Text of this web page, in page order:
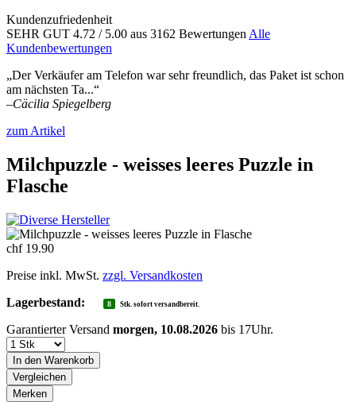
Kundenzufriedenheit
SEHR GUT 4.72 / 5.00 aus 3162 Bewertungen Alle
Kundenbewertungen
„Der Verkäufer am Telefon war sehr freundlich, das Paket ist schon
am nächsten Ta...“
–Cäcilia Spiegelberg
zum Artikel
Milchpuzzle - weisses leeres Puzzle in
Flasche
chf 19.90
Preise inkl. MwSt. zzgl. Versandkosten
Lagerbestand:
8 Stk. sofort versandbereit.
Garantierter Versand morgen, 10.08.2026 bis 17Uhr.
In den Warenkorb
Vergleichen
Merken